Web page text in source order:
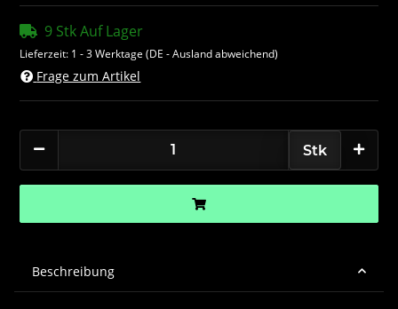
9 Stk Auf Lager
Lieferzeit: 1 - 3 Werktage(DE - Ausland abweichend)
Frage zum Artikel
Stk
Beschreibung